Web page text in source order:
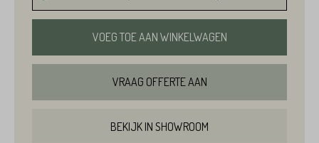
VOEG TOE AAN WINKELWAGEN
VRAAG OFFERTE AAN
BEKIJK IN SHOWROOM